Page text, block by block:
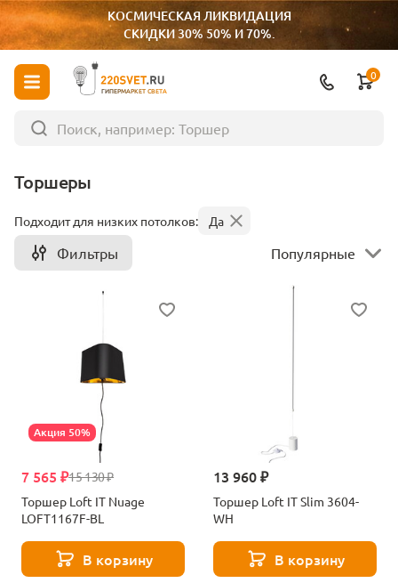
КОСМИЧЕСКАЯ ЛИКВИДАЦИЯ
СКИДКИ 30% 50% И 70%.
ГИПЕРМАРКЕТ СВЕТА
0
Торшеры
Подходит для низких потолков: Да
Фильтры Популярные
Акция 50%
15 130 ₽
7 565 ₽
Торшер Loft IT Nuage
LOFT1167F-BL
В корзину
13 960 ₽
Торшер Loft IT Slim 3604-
WH
В корзину